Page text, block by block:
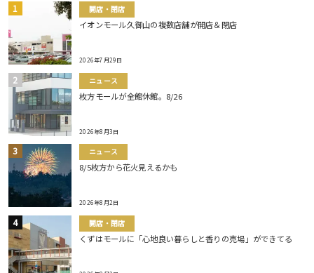
開店・閉店
イオンモール久御山の複数店舗が開店＆閉店
2026年7月29日
ニュース
枚方モールが全館休館。8/26
2026年8月3日
ニュース
8/5枚方から花火見えるかも
2026年8月2日
開店・閉店
くずはモールに「心地良い暮らしと香りの売場」ができてる